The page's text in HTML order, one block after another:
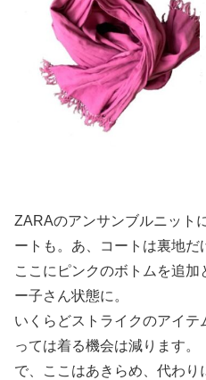
ZARAのアンサンブルニット
ートも。あ、コートは裏地だ
ここにピンクのボトムを追
ー子さん状態に。
いくらどストライクのアイ
っては着る機会は減ります。
で、ここはあきらめ、代わ